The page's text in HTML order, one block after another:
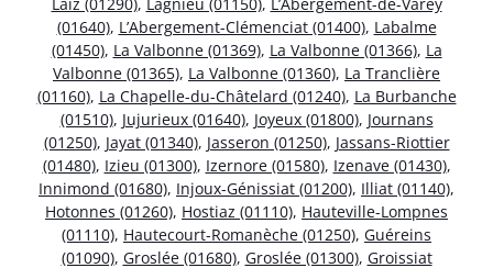
(01640), L’Abergement-Clémenciat (01400), Labalme
(01450), La Valbonne (01369), La Valbonne (01366), La
Valbonne (01365), La Valbonne (01360), La Tranclière
(01160), La Chapelle-du-Châtelard (01240), La Burbanche
(01510), Jujurieux (01640), Joyeux (01800), Journans
(01250), Jayat (01340), Jasseron (01250), Jassans-Riottier
(01480), Izieu (01300), Izernore (01580), Izenave (01430),
Innimond (01680), Injoux-Génissiat (01200), Illiat (01140),
Hotonnes (01260), Hostiaz (01110), Hauteville-Lompnes
(01110), Hautecourt-Romanèche (01250), Guéreins
(01090), Groslée (01680), Groslée (01300), Groissiat